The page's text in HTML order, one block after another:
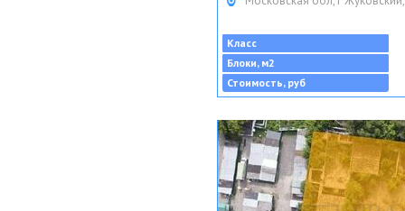
Класс
Блоки, м2
Стоимость, руб